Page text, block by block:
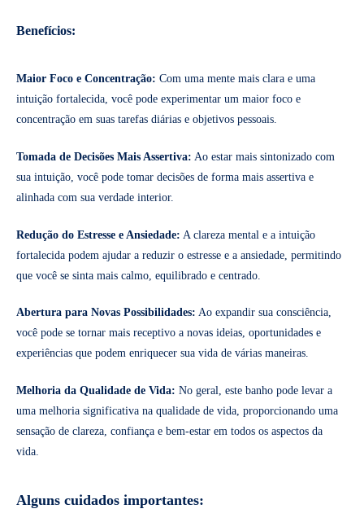
Benefícios:
Maior Foco e Concentração: Com uma mente mais clara e uma
intuição fortalecida, você pode experimentar um maior foco e
concentração em suas tarefas diárias e objetivos pessoais.
Tomada de Decisões Mais Assertiva: Ao estar mais sintonizado com
sua intuição, você pode tomar decisões de forma mais assertiva e
alinhada com sua verdade interior.
Redução do Estresse e Ansiedade: A clareza mental e a intuição
fortalecida podem ajudar a reduzir o estresse e a ansiedade, permitindo
que você se sinta mais calmo, equilibrado e centrado.
Abertura para Novas Possibilidades: Ao expandir sua consciência,
você pode se tornar mais receptivo a novas ideias, oportunidades e
experiências que podem enriquecer sua vida de várias maneiras.
Melhoria da Qualidade de Vida: No geral, este banho pode levar a
uma melhoria significativa na qualidade de vida, proporcionando uma
sensação de clareza, confiança e bem-estar em todos os aspectos da
vida.
Alguns cuidados importantes: